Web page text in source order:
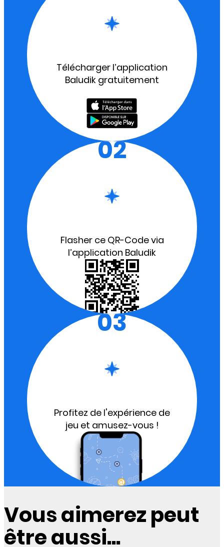
Télécharger l’application
Baludik gratuitement
02
Flasher ce QR-Code via
l’application Baludik
03
Profitez de l'expérience de
jeu et amusez-vous !
Vous aimerez peut
être aussi...